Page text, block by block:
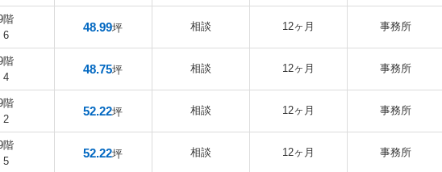
階
6
48.99坪 相談 12ヶ月 事務所
階
4
48.75坪 相談 12ヶ月 事務所
階
2
52.22坪 相談 12ヶ月 事務所
階
5
52.22坪 相談 12ヶ月 事務所